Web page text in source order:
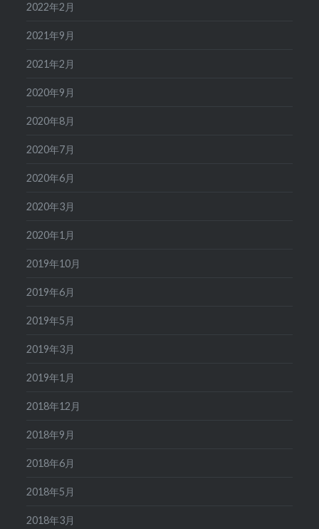
2022年2月
2021年9月
2021年2月
2020年9月
2020年8月
2020年7月
2020年6月
2020年3月
2020年1月
2019年10月
2019年6月
2019年5月
2019年3月
2019年1月
2018年12月
2018年9月
2018年6月
2018年5月
2018年3月